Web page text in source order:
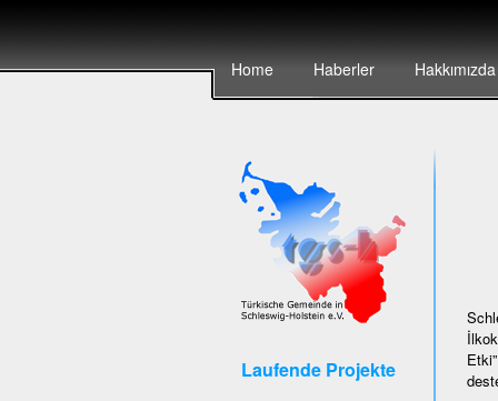
Home Haberler Hakkımızda
Laufende Projekte